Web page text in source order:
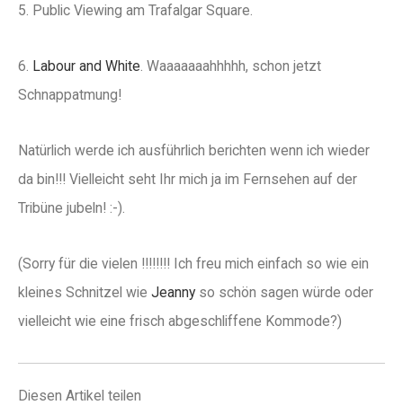
5. Public Viewing am Trafalgar Square.
6. Labour and White . Waaaaaaahhhhh, schon jetzt
Schnappatmung!
Natürlich werde ich ausführlich berichten wenn ich wieder
da bin!!! Vielleicht seht Ihr mich ja im Fernsehen auf der
Tribüne jubeln! :-).
(Sorry für die vielen !!!!!!!! Ich freu mich einfach so wie ein
kleines Schnitzel wie Jeanny so schön sagen würde oder
vielleicht wie eine frisch abgeschliffene Kommode?)
Diesen Artikel teilen